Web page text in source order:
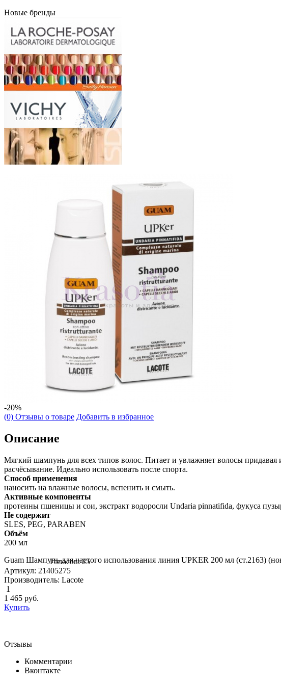
Новые бренды
-20%
(0) Отзывы о товаре Добавить в избранное
Описание
Мягкий шампунь для всех типов волос. Питает и увлажняет волосы
расчёсывание. Идеально использовать после спорта.
Способ применения
наносить на влажные волосы, вспенить и смыть.
Активные компоненты
протеины пшеницы и сои, экстракт водоросли Undaria pinnatifida, фукуса
Не содержит
SLES, PEG, PARABEN
Объём
200 мл
Guam Шампунь для частого использования линия UPKER 200 мл (ст.2163)
Голосов: 25
Артикул: 21405275
Производитель: Lacote
1
1 465 руб.
Купить
Отзывы
Комментарии
Вконтакте